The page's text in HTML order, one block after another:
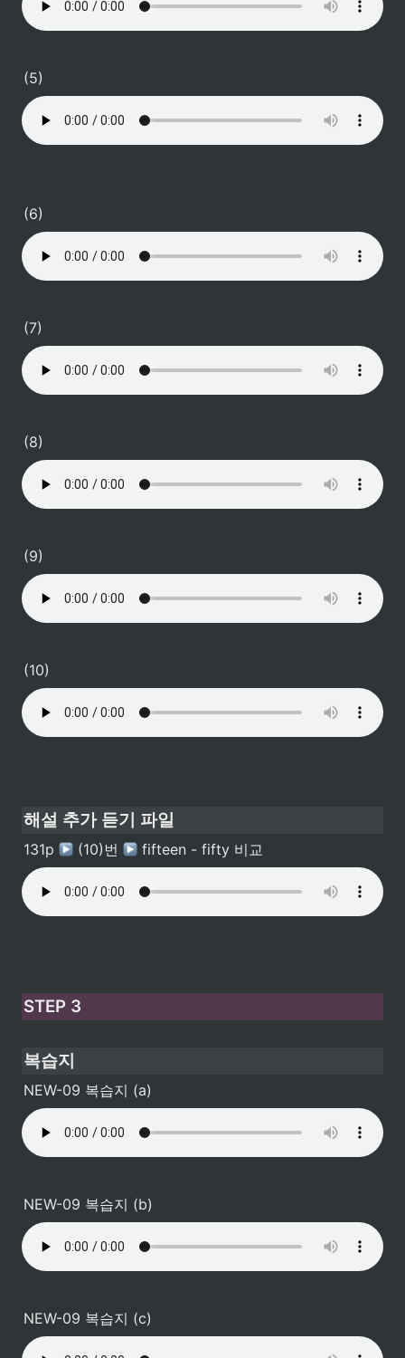
(5)
(6)
(7)
(8)
(9)
(10)
해설 추가 듣기 파일
131p (10)번 fifteen - fifty 비교
STEP 3
복습지
NEW-09 복습지 (a)
NEW-09 복습지 (b)
NEW-09 복습지 (c)